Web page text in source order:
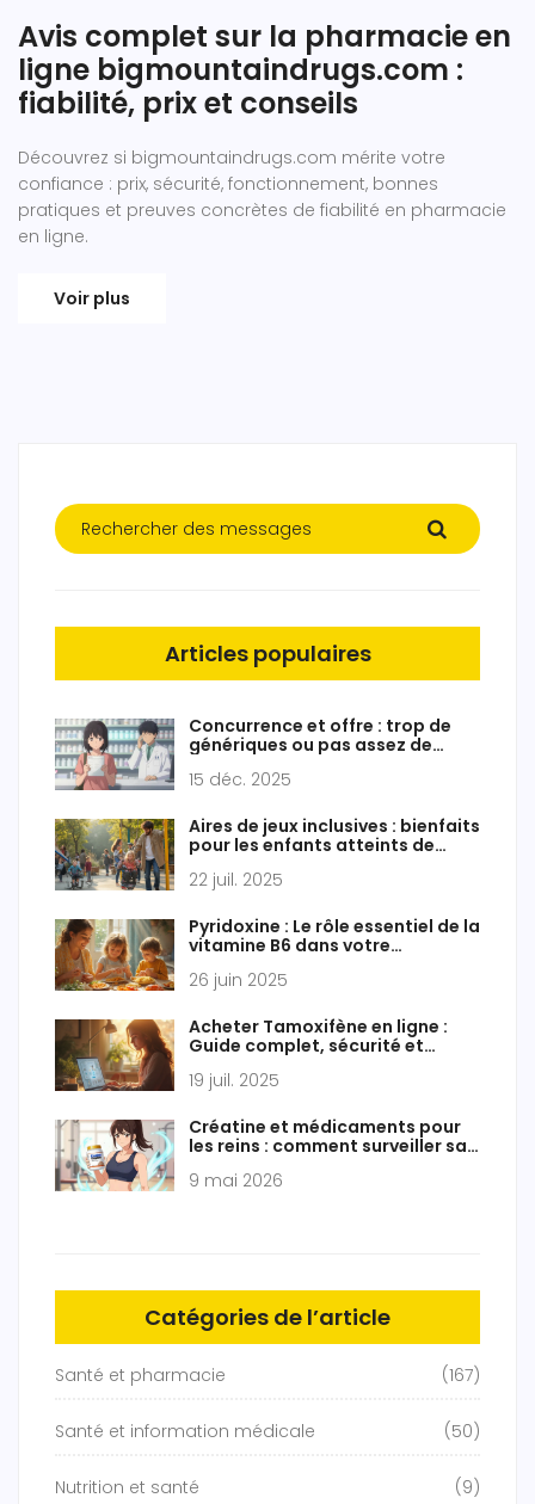
Avis complet sur la pharmacie en
ligne bigmountaindrugs.com :
fiabilité, prix et conseils
Découvrez si bigmountaindrugs.com mérite votre
confiance : prix, sécurité, fonctionnement, bonnes
pratiques et preuves concrètes de fiabilité en pharmacie
en ligne.
Voir plus
Articles populaires
Concurrence et offre : trop de
génériques ou pas assez de
15 déc. 2025
Aires de jeux inclusives : bienfaits
pour les enfants atteints de
22 juil. 2025
Pyridoxine : Le rôle essentiel de la
vitamine B6 dans votre
26 juin 2025
Acheter Tamoxifène en ligne :
Guide complet, sécurité et
19 juil. 2025
Créatine et médicaments pour
les reins : comment surveiller sa
alarmes
9 mai 2026
Catégories de l’article
Santé et pharmacie (167)
Santé et information médicale (50)
Nutrition et santé (9)